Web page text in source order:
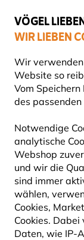
VÖGEL
WIR LIEBEN
Wir verwenden
Website so
Vom
des
Notwendige
analytische
Webshop
und wir die
sind immer
wählen,
Cookies,
Cookies.
Daten, wie IP-
Produkte